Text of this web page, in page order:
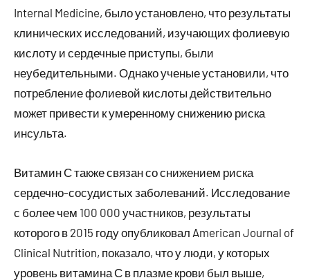
Internal Medicine, было установлено, что результаты
клинических исследований, изучающих фолиевую
кислоту и сердечные приступы, были
неубедительными. Однако ученые установили, что
потребление фолиевой кислоты действительно
может привести к умеренному снижению риска
инсульта.
Витамин С также связан со снижением риска
сердечно-сосудистых заболеваний. Исследование
с более чем 100 000 участников, результаты
которого в 2015 году опубликовал American Journal of
Clinical Nutrition, показало, что у люди, у которых
уровень витамина С в плазме крови был выше,